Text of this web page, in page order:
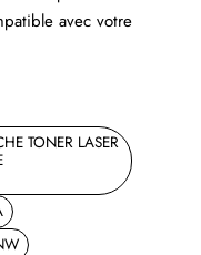
avec votre
TONER LASER